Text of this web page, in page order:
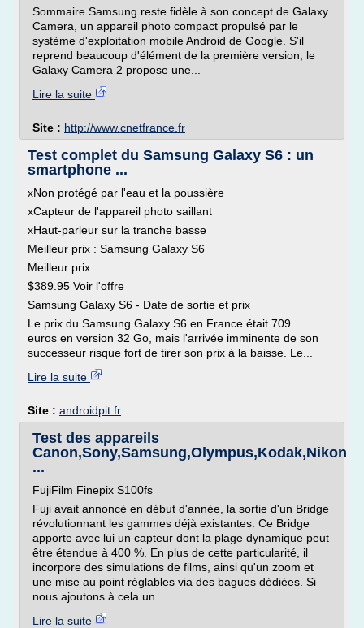
Sommaire Samsung reste fidèle à son concept de Galaxy
Camera, un appareil photo compact propulsé par le
système d'exploitation mobile Android de Google. S'il
reprend beaucoup d'élément de la première version, le
Galaxy Camera 2 propose une...
Lire la suite
Site : http://www.cnetfrance.fr
Test complet du Samsung Galaxy S6 : un
smartphone ...
xNon protégé par l'eau et la poussière
xCapteur de l'appareil photo saillant
xHaut-parleur sur la tranche basse
Meilleur prix : Samsung Galaxy S6
Meilleur prix
$389.95 Voir l'offre
Samsung Galaxy S6 - Date de sortie et prix
Le prix du Samsung Galaxy S6 en France était 709
euros en version 32 Go, mais l'arrivée imminente de son
successeur risque fort de tirer son prix à la baisse. Le...
Lire la suite
Site : androidpit.fr
Test des appareils
Canon,Sony,Samsung,Olympus,Kodak,Nikon
...
FujiFilm Finepix S100fs
Fuji avait annoncé en début d'année, la sortie d'un Bridge
révolutionnant les gammes déjà existantes. Ce Bridge
apporte avec lui un capteur dont la plage dynamique peut
être étendue à 400 %. En plus de cette particularité, il
incorpore des simulations de films, ainsi qu'un zoom et
une mise au point réglables via des bagues dédiées. Si
nous ajoutons à cela un...
Lire la suite